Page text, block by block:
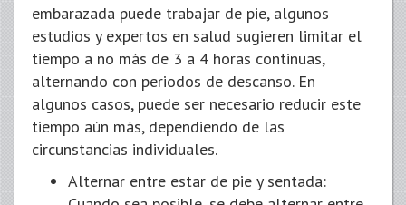
embarazada puede trabajar de pie, algunos
estudios y expertos en salud sugieren limitar el
tiempo a no más de 3 a 4 horas continuas,
alternando con periodos de descanso. En
algunos casos, puede ser necesario reducir este
tiempo aún más, dependiendo de las
circunstancias individuales.
Alternar entre estar de pie y sentada: